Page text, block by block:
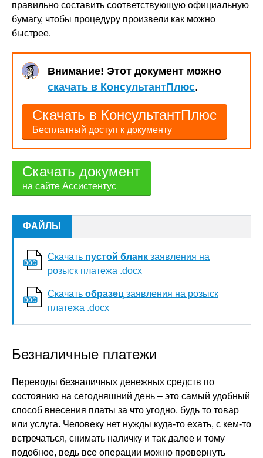
правильно составить соответствующую официальную
бумагу, чтобы процедуру произвели как можно
быстрее.
Внимание! Этот документ можно
скачать в КонсультантПлюс.
Скачать в КонсультантПлюс
Бесплатный доступ к документу
Скачать документ
на сайте Ассистентус
ФАЙЛЫ
Скачать пустой бланк заявления на
розыск платежа .docx
Скачать образец заявления на розыск
платежа .docx
Безналичные платежи
Переводы безналичных денежных средств по
состоянию на сегодняшний день – это самый удобный
способ внесения платы за что угодно, будь то товар
или услуга. Человеку нет нужды куда-то ехать, с кем-то
встречаться, снимать наличку и так далее и тому
подобное, ведь все операции можно провернуть